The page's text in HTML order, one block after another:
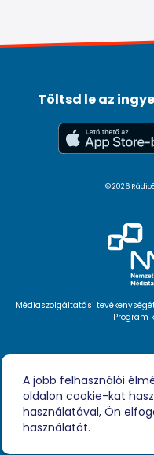
Töltsd le az
© 2026
Médiaszolgáltatási
Program
A jobb felhasználói
oldalon cookie-kat
használatával, Ön
használatát.